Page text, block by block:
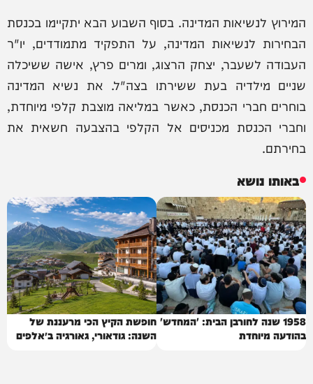
המירוץ לנשיאות המדינה. בסוף השבוע הבא יתקיימו בכנסת
הבחירות לנשיאות המדינה, על התפקיד מתמודדים, יו"ר
העבודה לשעבר, יצחק הרצוג, ומרים פרץ, אישה ששיכלה
שניים מילדיה בעת ששירתו בצה"ל. את נשיא המדינה
בוחרים חברי הכנסת, כאשר במליאה מוצבת קלפי מיוחדת,
וחברי הכנסת מכניסים אל הקלפי בהצבעה חשאית את
בחירתם.
באותו נושא
1958 שנה לחורבן הבית: 'המחדש'
בהודעה מיוחדת
חופשת הקיץ הכי מרעננת של
השנה: גודאורי, גאורגיה ב״אלפים